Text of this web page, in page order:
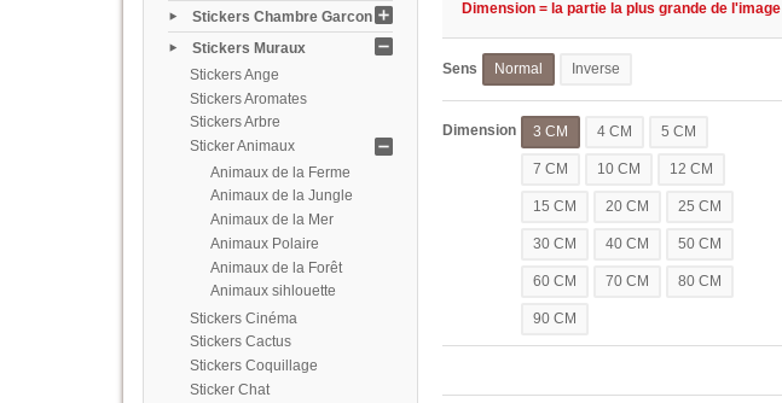
Stickers Chambre Garcon
Stickers Muraux
Stickers Ange
Stickers Aromates
Stickers Arbre
Sticker Animaux
Animaux de la Ferme
Animaux de la Jungle
Animaux de la Mer
Animaux Polaire
Animaux de la Forêt
Animaux sihlouette
Stickers Cinéma
Stickers Cactus
Stickers Coquillage
Sticker Chat
Dimension = la partie la plus grande de l'image
Sens Normal Inverse
Dimension 3 CM 4 CM 5 CM
7 CM 10 CM 12 CM
15 CM 20 CM 25 CM
30 CM 40 CM 50 CM
60 CM 70 CM 80 CM
90 CM